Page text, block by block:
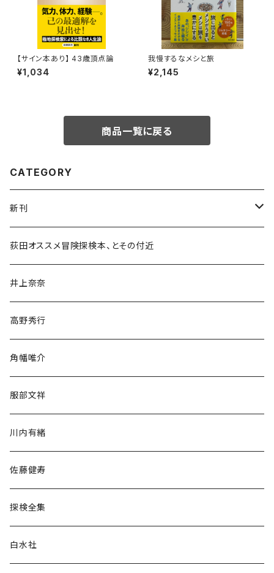
【サイン本あり】 43歳頂点論
¥1,034
我慢するなメシと旅
¥2,145
商品一覧に戻る
CATEGORY
新刊
和書
文学・小説・物語
随筆・ノンフィクション・その他
民族・風習
言語・ことば
荻田オススメ冒険探検本、とその付近
井上奈奈
高野秀行
角幡唯介
服部文祥
川内有緒
佐藤健寿
探検全集
白水社